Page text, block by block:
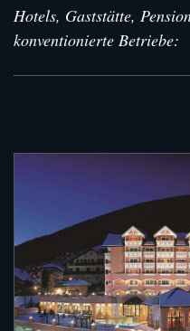
Hotels, Gaststätte,
konventionierte Betriebe: